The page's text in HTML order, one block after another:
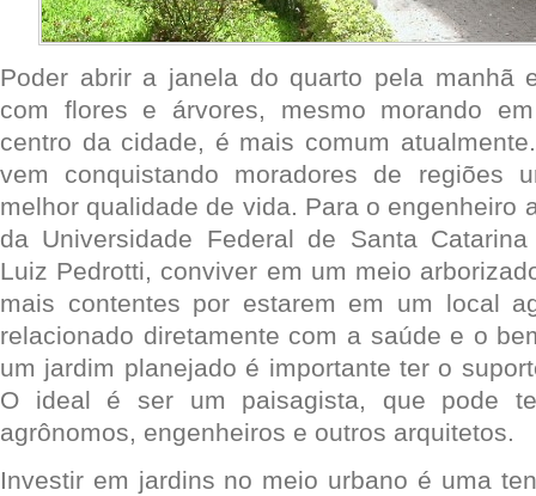
Poder abrir a janela do quarto pela manhã
com flores e árvores, mesmo morando
centro da cidade, é mais comum
vem conquistando moradores de regiões
melhor qualidade de vida. Para o engenheiro
da Universidade Federal de Santa
Luiz Pedrotti, conviver em um meio
mais contentes por estarem em um local
relacionado diretamente com a saúde e o
um jardim planejado é importante ter o
O ideal é ser um paisagista, que pode
agrônomos, engenheiros e outros arquitetos.
Investir em jardins no meio urbano é uma